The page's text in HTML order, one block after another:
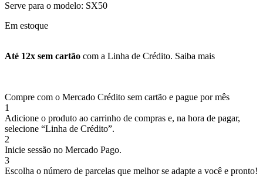
Serve para o modelo: SX50
Em estoque
Até 12x sem cartão com a Linha de Crédito. Saiba mais
Compre com o Mercado Crédito sem cartão e pague por mês
1
Adicione o produto ao carrinho de compras e, na hora de pagar,
selecione “Linha de Crédito”.
2
Inicie sessão no Mercado Pago.
3
Escolha o número de parcelas que melhor se adapte a você e pronto!